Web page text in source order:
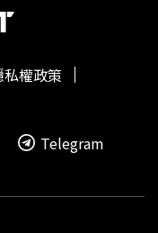
私權政策
Telegram